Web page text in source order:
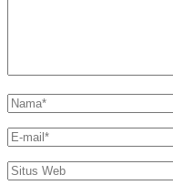
Name*
Email*
Situs